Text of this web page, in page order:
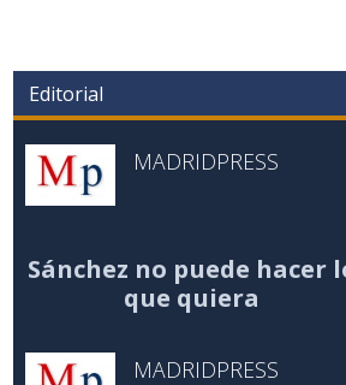
Editorial
MADRIDPRESS
Sánchez no puede hacer
que quiera
MADRIDPRESS